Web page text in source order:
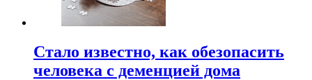
Стало известно, как обезопасить
человека с деменцией дома